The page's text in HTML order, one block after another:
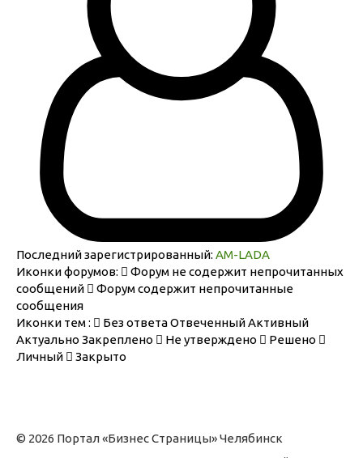
Последний зарегистрированный: AM-LADA
Иконки форумов:
Форум не содержит непрочитанных
сообщений
Форум содержит непрочитанные
сообщения
Иконки тем :
Без ответаОтвеченныйАктивный
Актуально Закреплено Не утверждено
Решено
Личный
Закрыто
© 2026 Портал «Бизнес Страницы» Челябинск